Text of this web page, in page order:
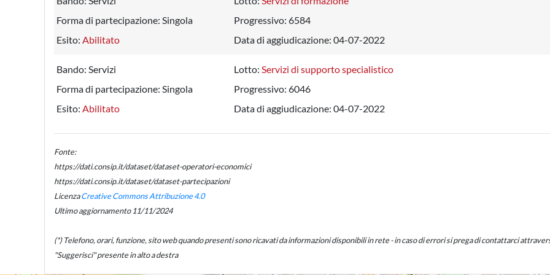
Forma di partecipazione: Singola Progressivo: 6584
Esito: Abilitato Data di aggiudicazione: 04-07-2022
Bando: Servizi Lotto: Servizi di supporto specialistico
Forma di partecipazione: Singola Progressivo: 6046
Esito: Abilitato Data di aggiudicazione: 04-07-2022
Fonte:
https://dati.consip.it/dataset/dataset-operatori-economici
https://dati.consip.it/dataset/dataset-partecipazioni
LicenzaCreative Commons Attribuzione 4.0
Ultimo aggiornamento 11/11/2024
(*) Telefono, orari, funzione, sito web quando presenti sono ricavati da informazioni disponibili in rete - in caso di errori si prega di contattarci
"Suggerisci" presente in alto a destra